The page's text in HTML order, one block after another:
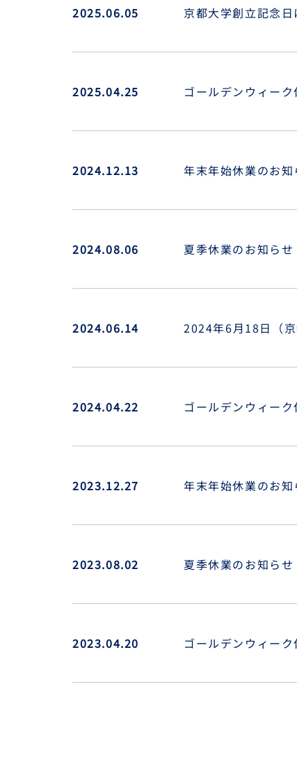
2025.06.05 京都大学創立記念
2025.04.25 ゴールデンウィー
2024.12.13 年末年始休業のお知
2024.08.06 夏季休業のお知らせ
2024.06.14 2024年6月18日（
2024.04.22 ゴールデンウィー
2023.12.27
年末年始休業のお知
2023.08.02
夏季休業のお知らせ
2023.04.20
ゴールデンウィー